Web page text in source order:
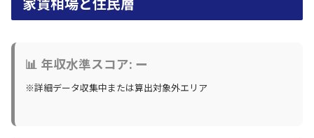
📊 年収水準スコア: ー
※詳細データ収集中または算出対象外エリア